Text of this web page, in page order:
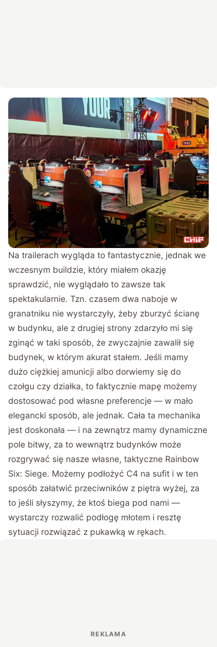
Na trailerach wygląda to fantastycznie, jednak we
wczesnym buildzie, który miałem okazję
sprawdzić, nie wyglądało to zawsze tak
spektakularnie. Tzn. czasem dwa naboje w
granatniku nie wystarczyły, żeby zburzyć ścianę
w budynku, ale z drugiej strony zdarzyło mi się
zginąć w taki sposób, że zwyczajnie zawalił się
budynek, w którym akurat stałem. Jeśli mamy
dużo ciężkiej amunicji albo dorwiemy się do
czołgu czy działka, to faktycznie mapę możemy
dostosować pod własne preferencje — w mało
elegancki sposób, ale jednak. Cała ta mechanika
jest doskonała — i na zewnątrz mamy dynamiczne
pole bitwy, za to wewnątrz budynków może
rozgrywać się nasze własne, taktyczne Rainbow
Six: Siege. Możemy podłożyć C4 na sufit i w ten
sposób załatwić przeciwników z piętra wyżej, za
to jeśli słyszymy, że ktoś biega pod nami —
wystarczy rozwalić podłogę młotem i resztę
sytuacji rozwiązać z pukawką w rękach.